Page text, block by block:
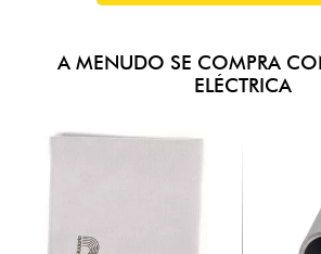
A MENUDO SE COMPRA
ELÉCTRICA